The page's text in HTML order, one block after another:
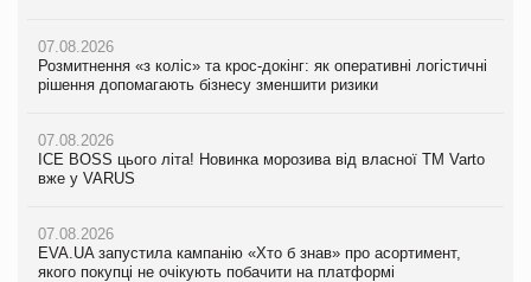
07.08.2026
Розмитнення «з коліс» та крос-докінг: як оперативні логістичні
рішення допомагають бізнесу зменшити ризики
07.08.2026
ICE BOSS цього літа! Новинка морозива від власної ТМ Varto
вже у VARUS
07.08.2026
EVA.UA запустила кампанію «Хто б знав» про асортимент,
якого покупці не очікують побачити на платформі
07.08.2026
Розмитнення «з коліс» та крос-докінг: як оперативні логістичні
рішення допомагають бізнесу зменшити ризики
07.08.2026
ICE BOSS цього літа! Новинка морозива від власної ТМ Varto
вже у VARUS
07.08.2026
EVA.UA запустила кампанію «Хто б знав» про асортимент,
якого покупці не очікують побачити на платформі
07.08.2026
Kraft Heinz скоротила збиток у першому півріччі
Продажі Hugo Boss впали на 9%